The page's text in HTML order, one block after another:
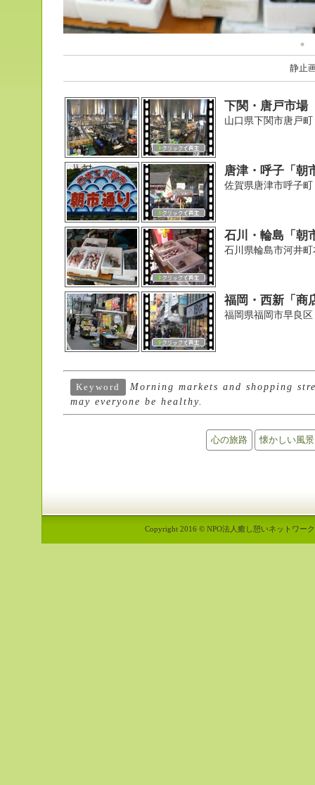
静止
下関・唐戸市場
山口県下関市唐戸
唐津・呼子「朝
佐賀県唐津市呼子
石川・輪島「朝
石川県輪島市河井
福岡・西新「商
福岡県福岡市早良
Keyword
Morning markets and shopping
may everyone be healthy.
心の旅路 懐かしい風景
Copyright 2016 © NPO法人癒し憩いネットワー